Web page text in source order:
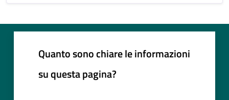
Quanto sono chiare le informazioni
su questa pagina?